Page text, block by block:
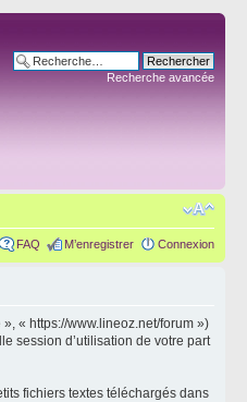
Recherche avancée
FAQ M’enregistrer Connexion
« https://www.lineoz.net/forum »)
session d’utilisation de votre part
fichiers textes téléchargés dans